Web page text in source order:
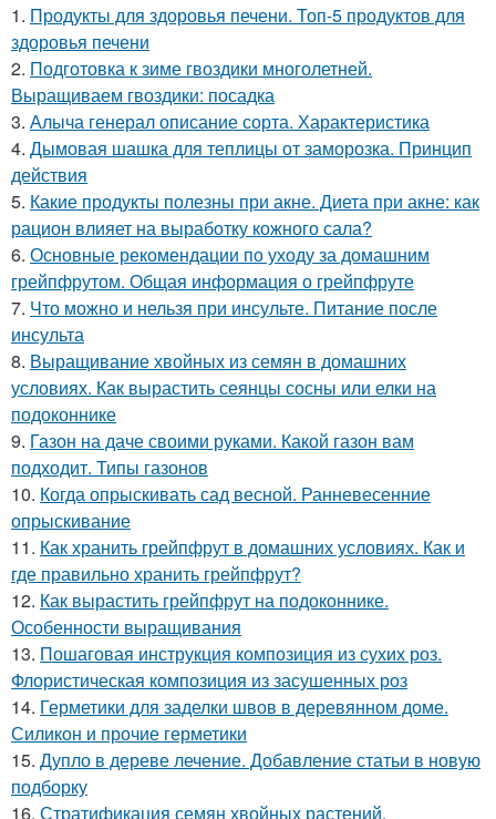
1. Продукты для здоровья печени. Топ-5 продуктов для
здоровья печени
2. Подготовка к зиме гвоздики многолетней.
Выращиваем гвоздики: посадка
3. Алыча генерал описание сорта. Характеристика
4. Дымовая шашка для теплицы от заморозка. Принцип
действия
5. Какие продукты полезны при акне. Диета при акне: как
рацион влияет на выработку кожного сала?
6. Основные рекомендации по уходу за домашним
грейпфрутом. Общая информация о грейпфруте
7. Что можно и нельзя при инсульте. Питание после
инсульта
8. Выращивание хвойных из семян в домашних
условиях. Как вырастить сеянцы сосны или елки на
подоконнике
9. Газон на даче своими руками. Какой газон вам
подходит. Типы газонов
10. Когда опрыскивать сад весной. Ранневесенние
опрыскивание
11. Как хранить грейпфрут в домашних условиях. Как и
где правильно хранить грейпфрут?
12. Как вырастить грейпфрут на подоконнике.
Особенности выращивания
13. Пошаговая инструкция композиция из сухих роз.
Флористическая композиция из засушенных роз
14. Герметики для заделки швов в деревянном доме.
Силикон и прочие герметики
15. Дупло в дереве лечение. Добавление статьи в новую
подборку
16. Стратификация семян хвойных растений.